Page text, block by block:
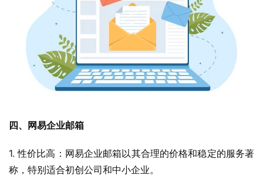
四、网易企业邮箱
1. 性价比高：网易企业邮箱以其合理的价格和稳定的服务著
称，特别适合初创公司和中小企业。